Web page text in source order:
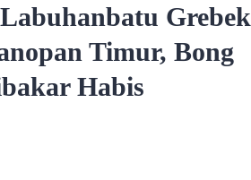
Grebek
Timur, Bong
Habis